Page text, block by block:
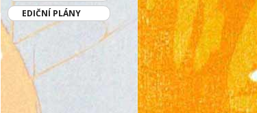
EDIČNÍ PLÁNY